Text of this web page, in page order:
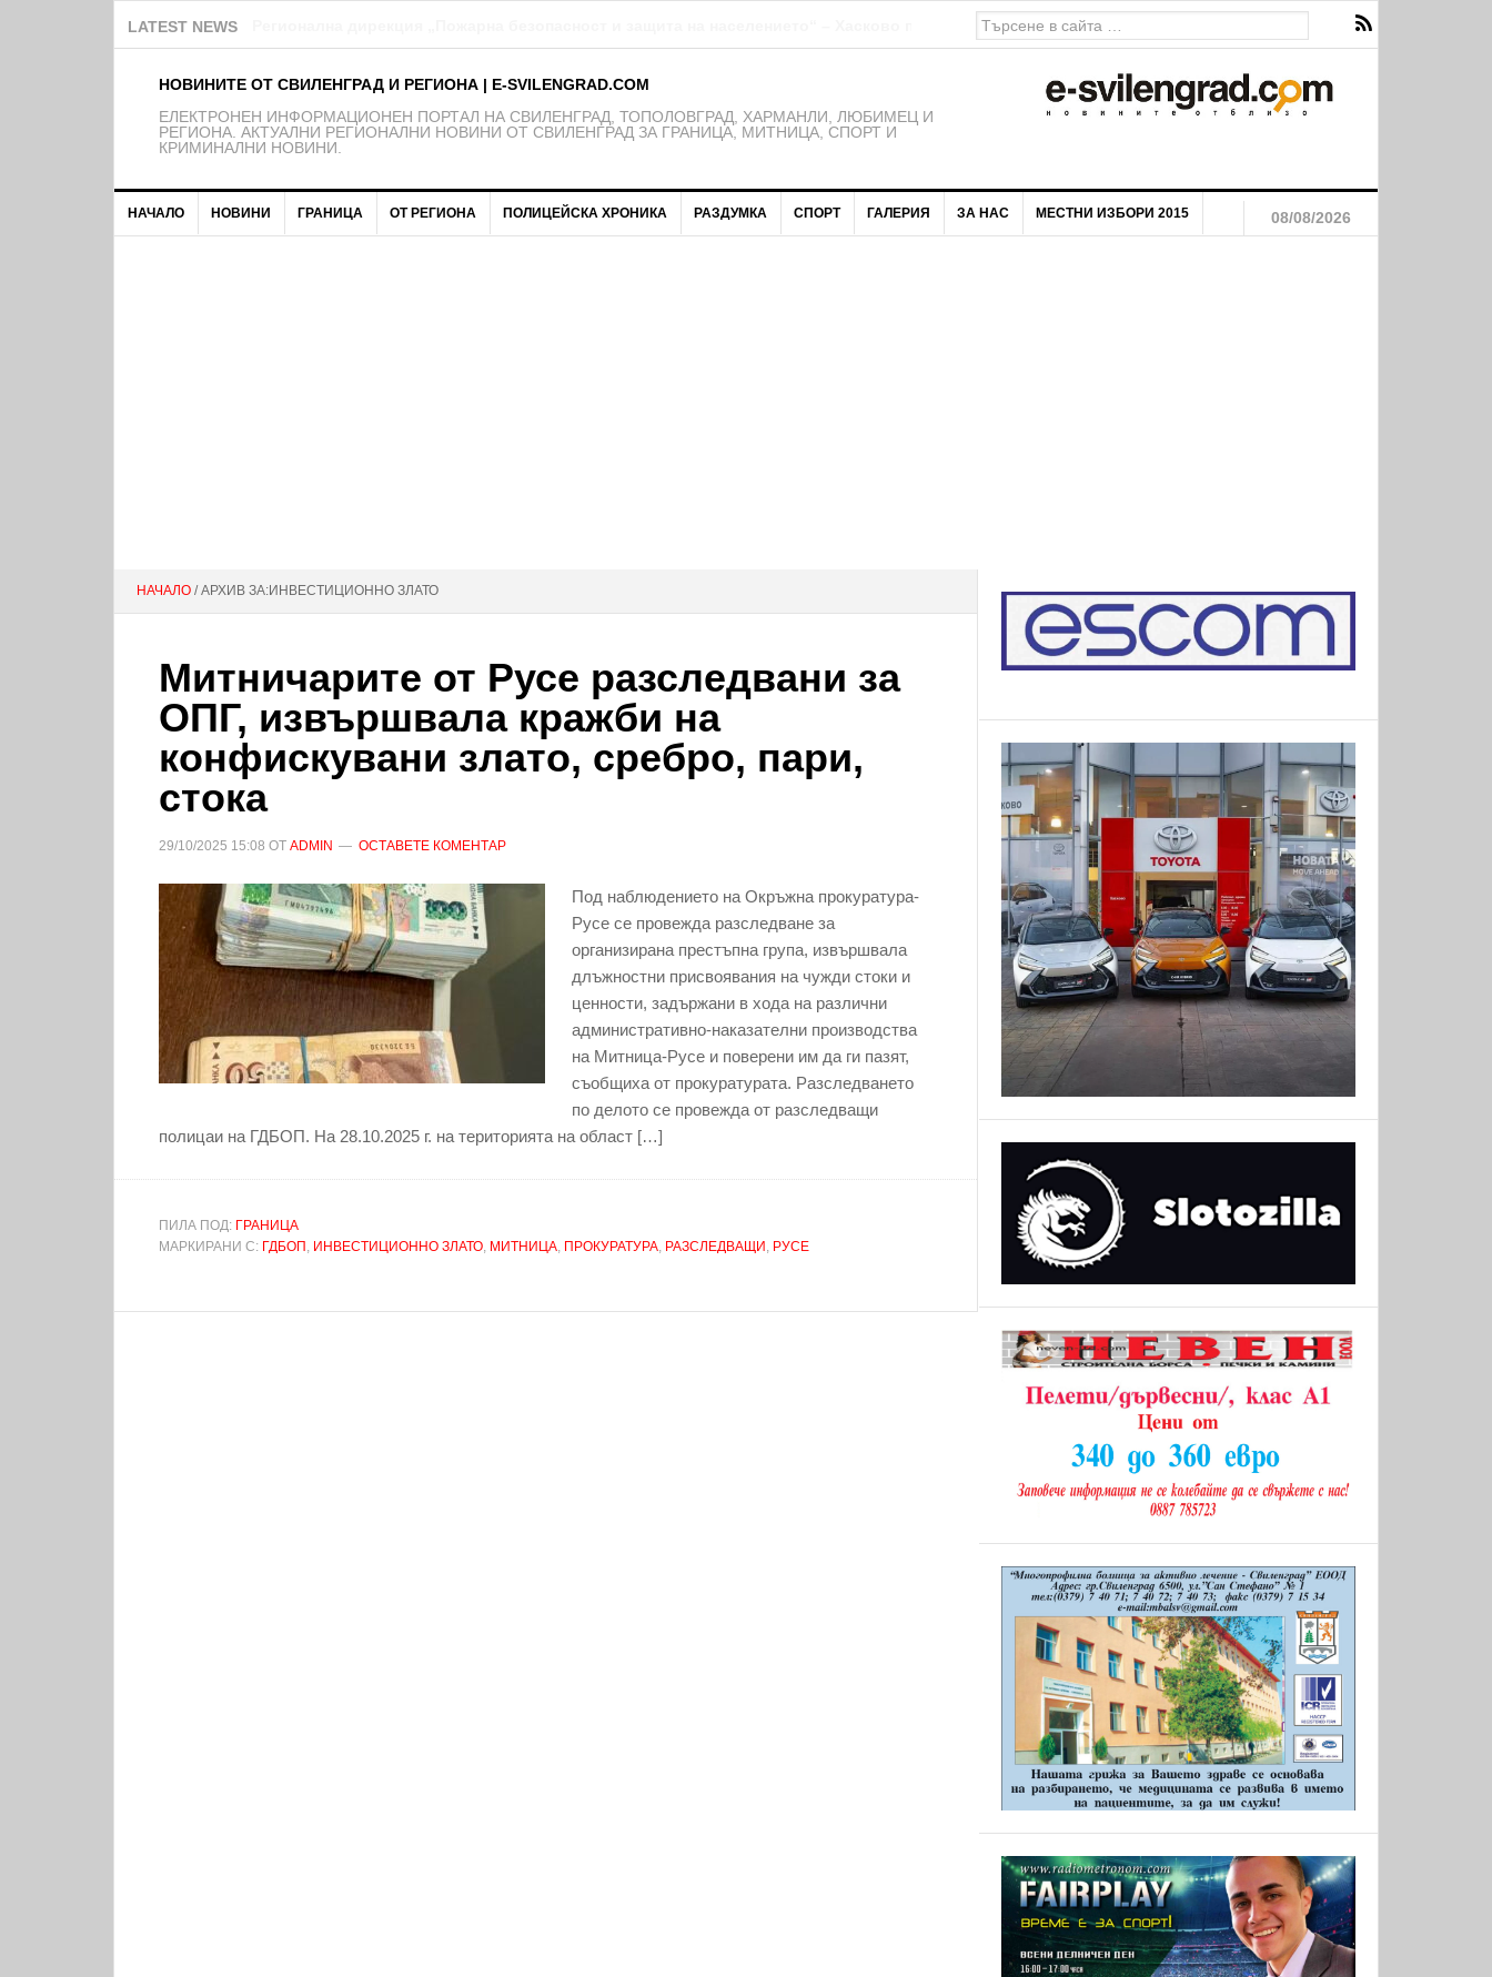
LATEST NEWS
НОВИНИТЕ ОТ СВИЛЕНГРАД И РЕГИОНА | E-SVILENGRAD.COM
EЛЕКТРОНЕН ИНФОРМАЦИОНЕН ПОРТАЛ НА СВИЛЕНГРАД, ТОПОЛОВГРАД, ХАРМАНЛИ, ЛЮБИМЕЦ И
РЕГИОНА. АКТУАЛНИ РЕГИОНАЛНИ НОВИНИ ОТ СВИЛЕНГРАД ЗА ГРАНИЦА, МИТНИЦА, СПОРТ И
КРИМИНАЛНИ НОВИНИ.
НАЧАЛО НОВИНИ ГРАНИЦА ОТ РЕГИОНА ПОЛИЦЕЙСКА ХРОНИКА РАЗДУМКА СПОРТ ГАЛЕРИЯ ЗА НАС МЕСТНИ ИЗБОРИ 2015 08/08/2026
НАЧАЛО / АРХИВ ЗА:ИНВЕСТИЦИОННО ЗЛАТО
Митничарите от Русе разследвани за
ОПГ, извършвала кражби на
конфискувани злато, сребро, пари,
стока
29/10/2025 15:08 ОТ ADMIN ОСТАВЕТЕ КОМЕНТАР
Под наблюдението на Окръжна прокуратура-
Русе се провежда разследване за
организирана престъпна група, извършвала
длъжностни присвоявания на чужди стоки и
ценности, задържани в хода на различни
административно-наказателни производства
на Митница-Русе и поверени им да ги пазят,
съобщиха от прокуратурата. Разследването
по делото се провежда от разследващи
полицаи на ГДБОП. На 28.10.2025 г. на територията на област […]
ПИЛА ПОД: ГРАНИЦА
МАРКИРАНИ С: ГДБОП , ИНВЕСТИЦИОННО ЗЛАТО, МИТНИЦА, ПРОКУРАТУРА, РАЗСЛЕДВАЩИ , РУСЕ